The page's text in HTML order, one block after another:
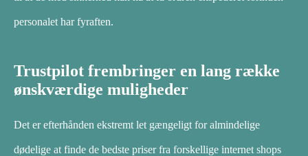
personalet har fyraften.
Trustpilot frembringer en lang række
ønskværdige muligheder
Det er efterhånden ekstremt let gængeligt for almindelige
dødelige at finde de bedste priser fra forskellige internet shops